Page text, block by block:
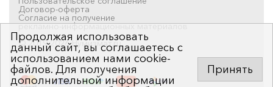
Договор-оферта
Согласие на получение
рекламно-информационных материалов
© 2019-2026 Нумизмат.ru
Продолжая использовать
данный сайт, вы соглашаетесь с
использованием нами cookie-
файлов. Для получения
дополнительной информации
Принять